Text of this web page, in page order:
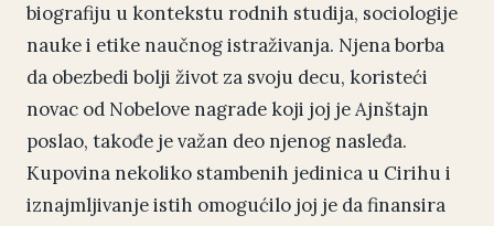
biografiju u kontekstu rodnih studija, sociologije
nauke i etike naučnog istraživanja. Njena borba
da obezbedi bolji život za svoju decu, koristeći
novac od Nobelove nagrade koji joj je Ajnštajn
poslao, takođe je važan deo njenog nasleđa.
Kupovina nekoliko stambenih jedinica u Cirihu i
iznajmljivanje istih omogućilo joj je da finansira